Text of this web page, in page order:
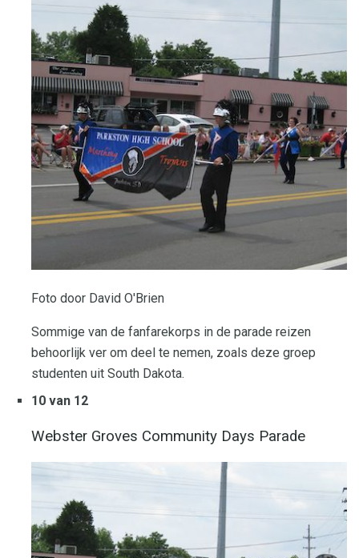
Foto door David O'Brien
Sommige van de fanfarekorps in de parade reizen
behoorlijk ver om deel te nemen, zoals deze groep
studenten uit South Dakota.
10 van 12
Webster Groves Community Days Parade